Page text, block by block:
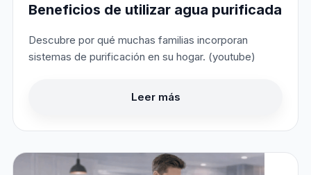
Beneficios de utilizar agua purificada
Descubre por qué muchas familias incorporan
sistemas de purificación en su hogar. (youtube)
Leer más